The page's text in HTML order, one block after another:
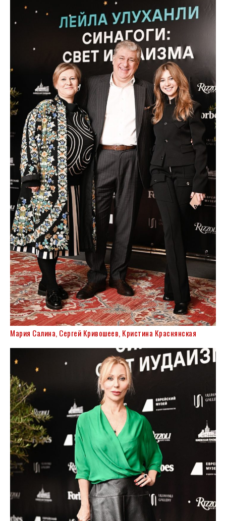
Мария Салина, Сергей Кривошеев, Кристина Краснянская